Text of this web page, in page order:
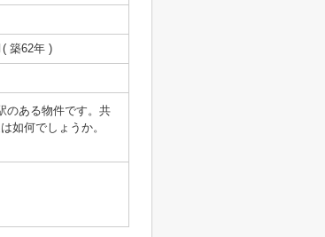
( 築62年 )
のある物件です。共
如何でしょうか。